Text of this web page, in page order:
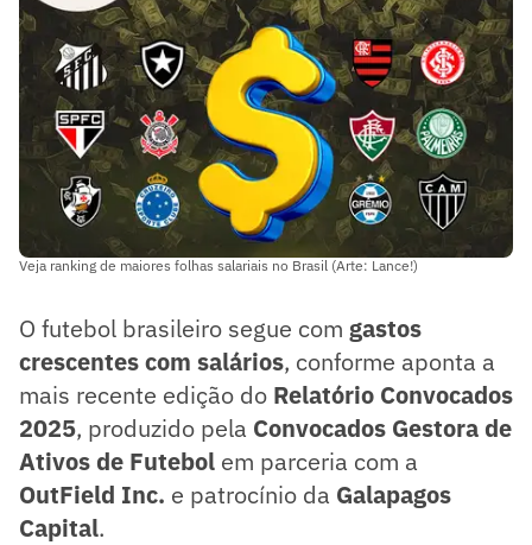
Veja ranking de maiores folhas salariais no Brasil (Arte: Lance!)
O futebol brasileiro segue com gastos
crescentes com salários, conforme aponta a
mais recente edição do Relatório Convocados
2025, produzido pela Convocados Gestora de
Ativos de Futebol em parceria com a
OutField Inc. e patrocínio da Galapagos
Capital.